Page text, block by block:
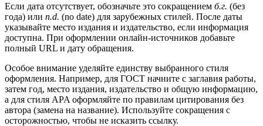
Если дата отсутствует, обозначьте это сокращением б.г. (без
года) или n.d. (no date) для зарубежных стилей. После даты
указывайте место издания и издательство, если информация
доступна. При оформлении онлайн-источников добавьте
полный URL и дату обращения.
Особое внимание уделяйте единству выбранного стиля
оформления. Например, для ГОСТ начните с заглавия работы,
затем год, место издания, издательство и общую информацию,
а для стиля APA оформляйте по правилам цитирования без
автора (замена на название). Используйте сокращения с
осторожностью, чтобы не исказить ссылку.